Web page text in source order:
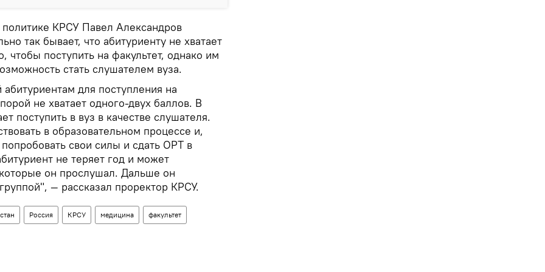
КРСУ Павел Александров
так бывает, что абитуриенту не хватает
чтобы поступить на факультет, однако им
стать слушателем вуза.
для поступления на
не хватает одного-двух баллов. В
поступить в вуз в качестве слушателя.
в образовательном процессе и,
свои силы и сдать ОРТ в
не теряет год и может
он прослушал. Дальше он
— рассказал проректор КРСУ.
Россия КРСУ медицина факультет